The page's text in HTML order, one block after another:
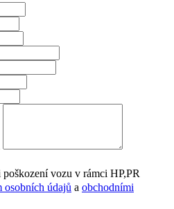
vozu v rámci HP,PR
osobních údajů a obchodními